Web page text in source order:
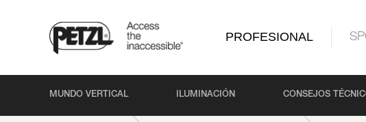
PROFESIONAL
MUNDO VERTICAL ILUMINACIÓN CONSEJOS